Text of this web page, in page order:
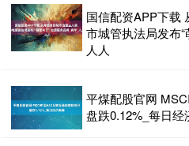
国信配资APP下载
市城管执法局发布“
人人
平煤配股官网
盘跌0.12%_每日经